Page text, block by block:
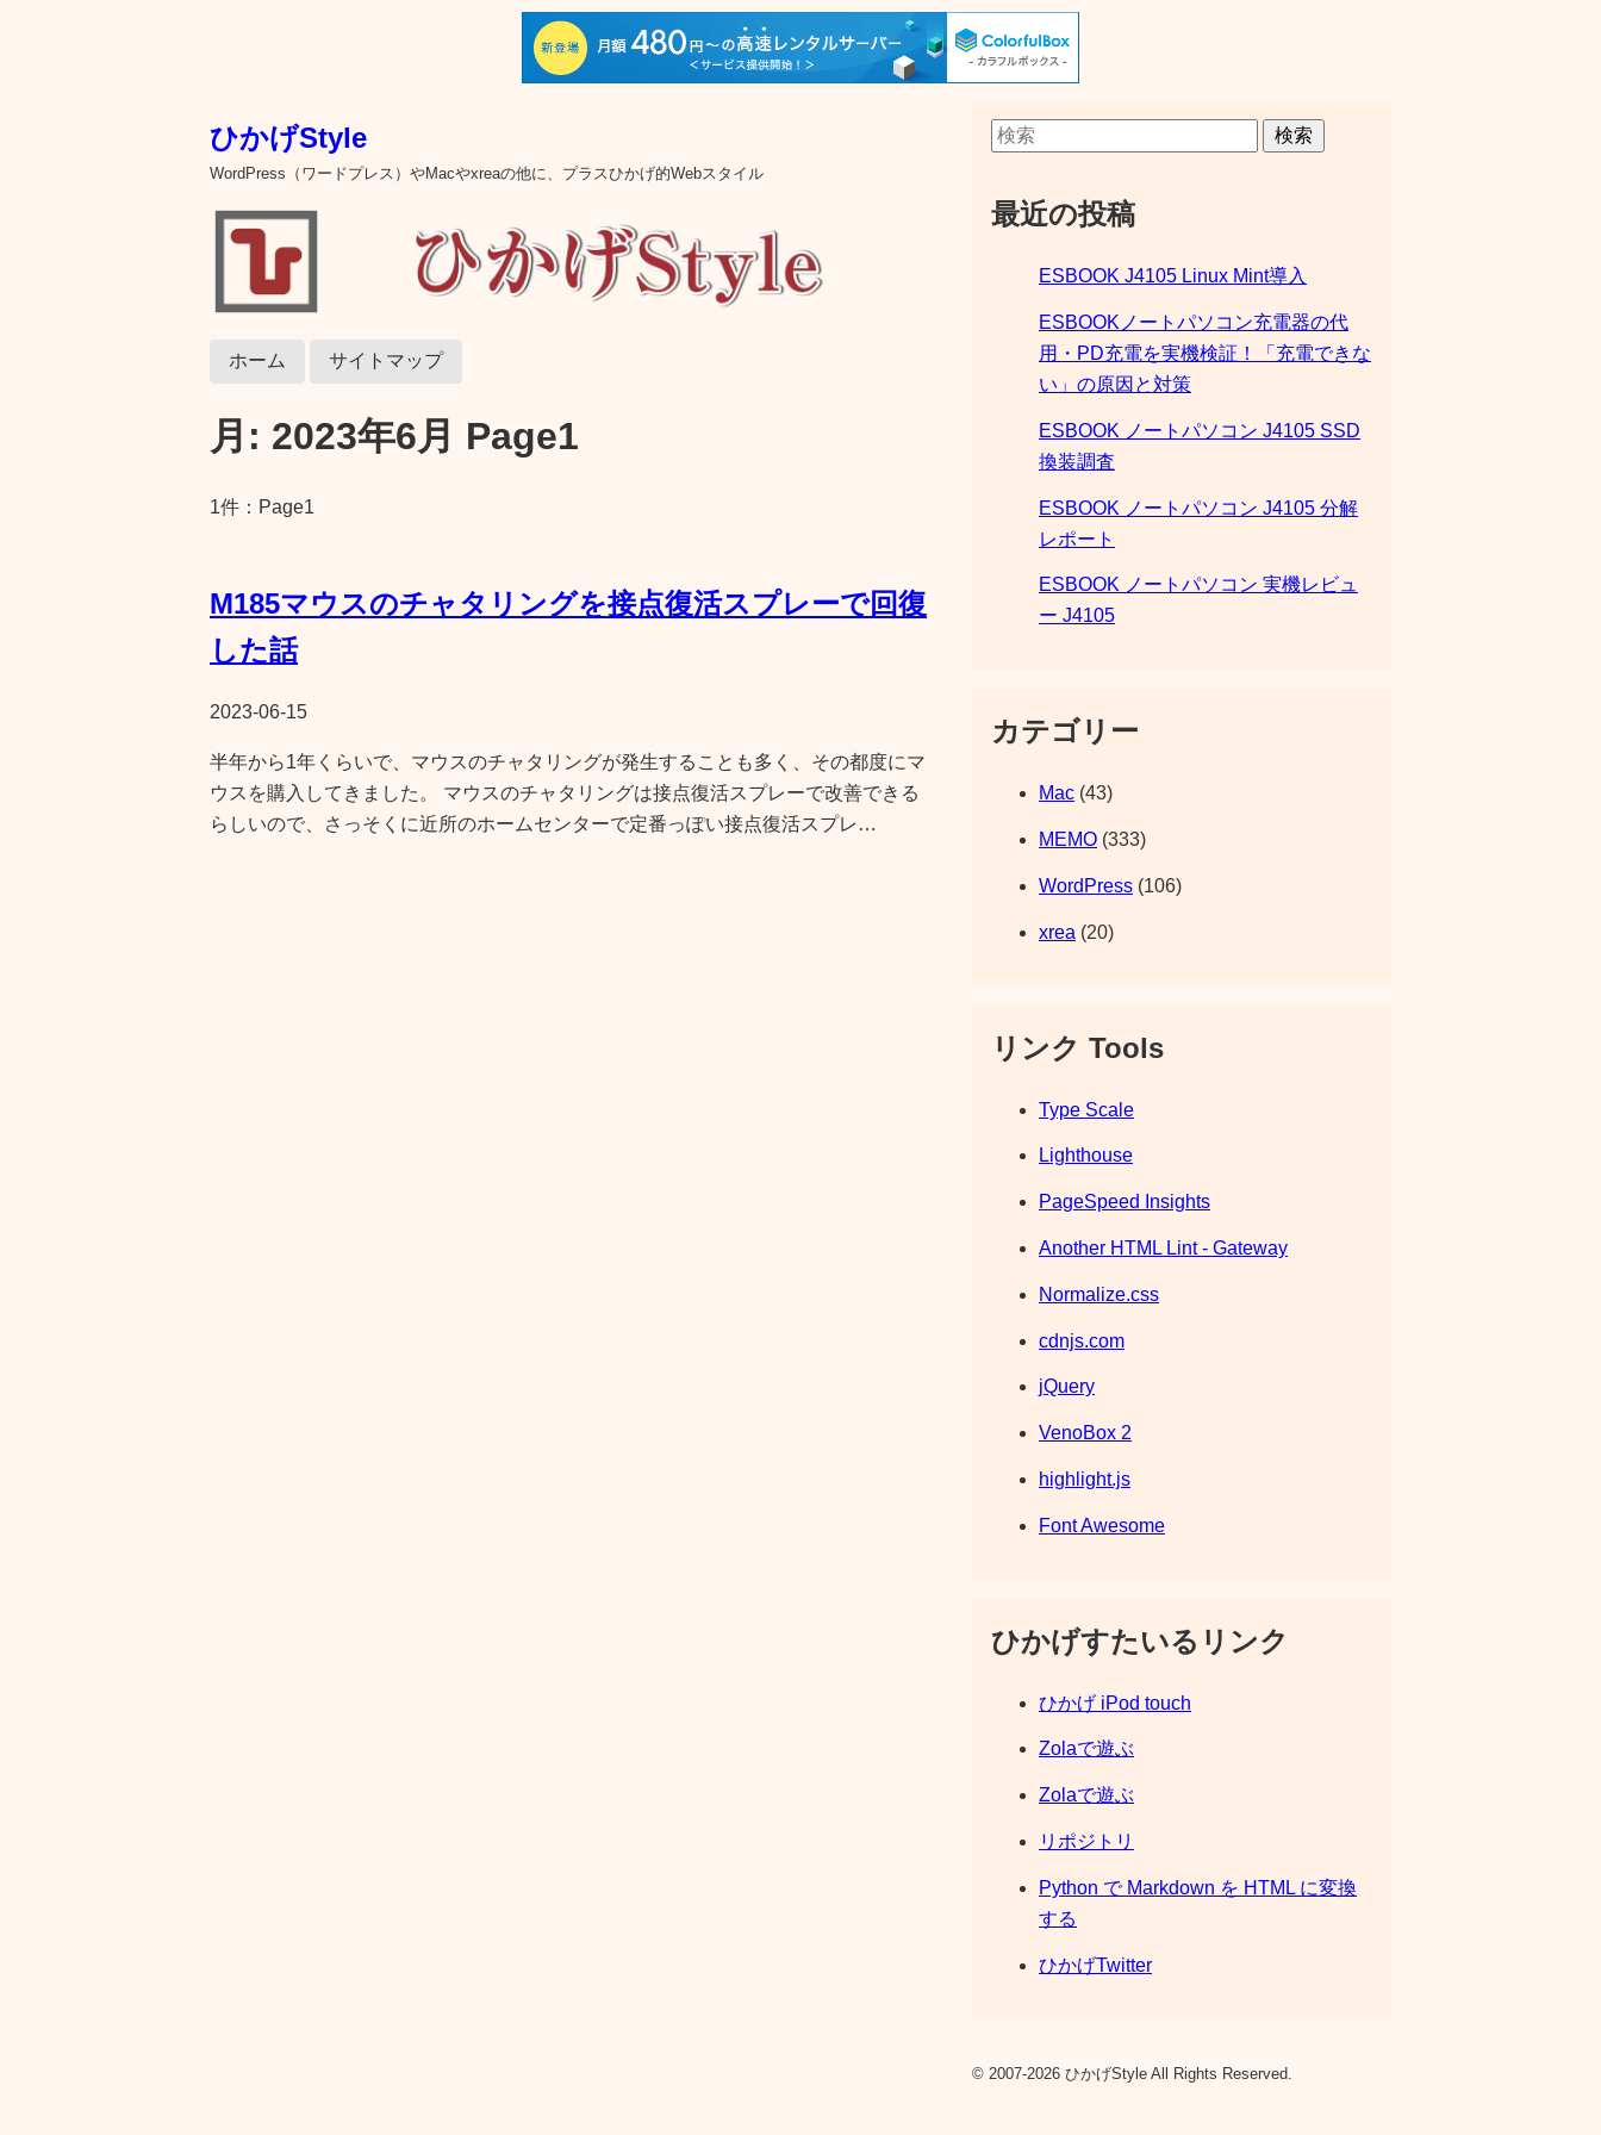
ひかげStyle
WordPress（ワードプレス）やMacやxreaの他に、プラスひかげ的Webスタイル
ホーム サイトマップ
月: 2023年6月 Page1
1件：Page1
M185マウスのチャタリングを接点復活スプレーで回復
した話
2023-06-15
半年から1年くらいで、マウスのチャタリングが発生することも多く、その都度にマ
ウスを購入してきました。 マウスのチャタリングは接点復活スプレーで改善できる
らしいので、さっそくに近所のホームセンターで定番っぽい接点復活スプレ…
検索
最近の投稿
ESBOOK J4105 Linux Mint導入
ESBOOKノートパソコン充電器の代
用・PD充電を実機検証！「充電できな
い」の原因と対策
ESBOOK ノートパソコン J4105 SSD
換装調査
ESBOOK ノートパソコン J4105 分解
レポート
ESBOOK ノートパソコン 実機レビュ
ー J4105
カテゴリー
Mac (43)
MEMO (333)
WordPress (106)
xrea (20)
リンク Tools
Type Scale
Lighthouse
PageSpeed Insights
Another HTML Lint - Gateway
Normalize.css
cdnjs.com
jQuery
VenoBox 2
highlight.js
Font Awesome
ひかげすたいるリンク
ひかげ iPod touch
Zolaで遊ぶ
Zolaで遊ぶ
リポジトリ
Python で Markdown を HTML に変換
する
ひかげTwitter
© 2007-2026 ひかげStyle All Rights Reserved.